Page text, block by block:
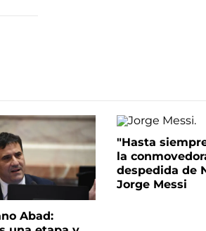
Abad:
"Hasta
la
despedida de
Jorge Messi